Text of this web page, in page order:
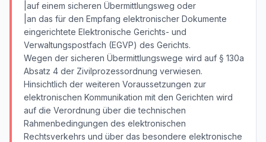
|auf einem sicheren Übermittlungsweg oder
|an das für den Empfang elektronischer Dokumente
eingerichtete Elektronische Gerichts- und
Verwaltungspostfach (EGVP) des Gerichts.
Wegen der sicheren Übermittlungswege wird auf § 130a
Absatz 4 der Zivilprozessordnung verwiesen.
Hinsichtlich der weiteren Voraussetzungen zur
elektronischen Kommunikation mit den Gerichten wird
auf die Verordnung über die technischen
Rahmenbedingungen des elektronischen
Rechtsverkehrs und über das besondere elektronische